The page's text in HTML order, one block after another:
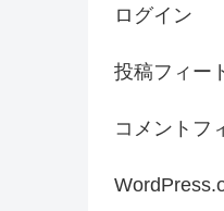
ログイン
投稿フィー
コメントフ